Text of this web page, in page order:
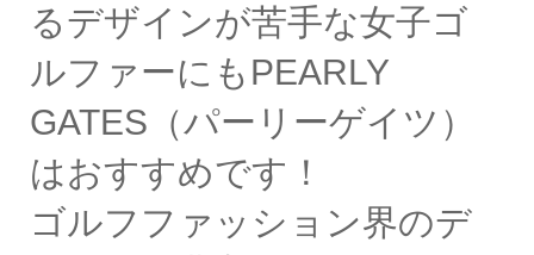
るデザインが苦手な女子ゴ
ルファーにもPEARLY
GATES（パーリーゲイツ）
はおすすめです！
ゴルフファッション界のデ